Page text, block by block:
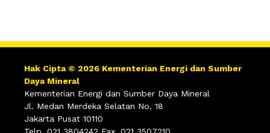
Hak Cipta © 2026 Kementerian Energi dan Sumber
Daya Mineral
Kementerian Energi dan Sumber Daya Mineral
Jl. Medan Merdeka Selatan No. 18
Jakarta Pusat 10110